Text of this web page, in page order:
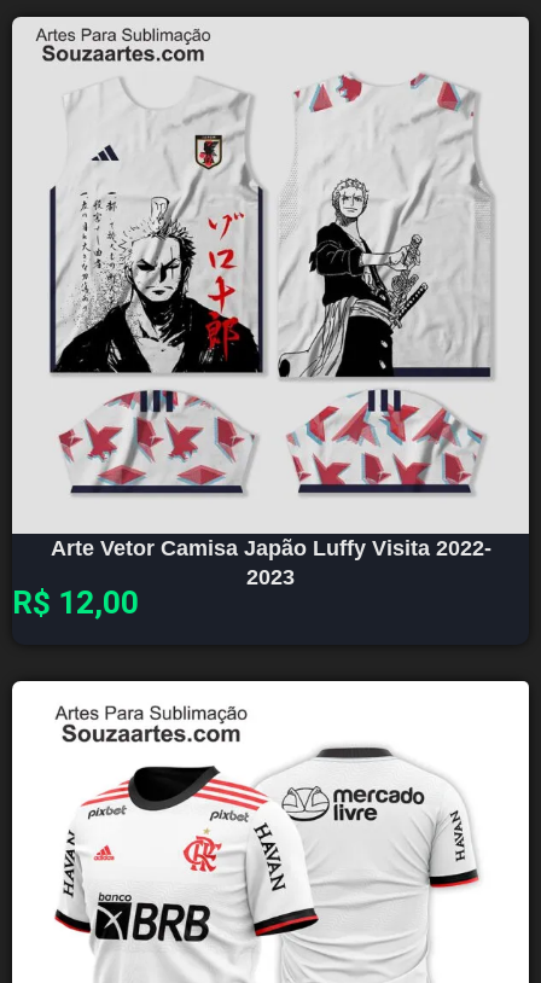
Arte Vetor Camisa Japão Luffy Visita 2022-
2023
R$ 12,00